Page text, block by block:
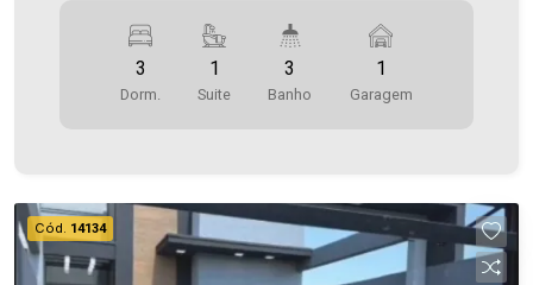
terreno: 125,00m² A Imobiliária Ativa possui hoje
uma das maiores carteiras de imóveis
administrados da cidade, atuando com excelência
prestadas são verdadeiras, todavia, reservamo-
nos o direito de corrigir qualquer erro de
digitação e/ou ortografia, bem como alteração
3
Dorm.
1
Suite
3
Banho
1
Garagem
Cód. 14134